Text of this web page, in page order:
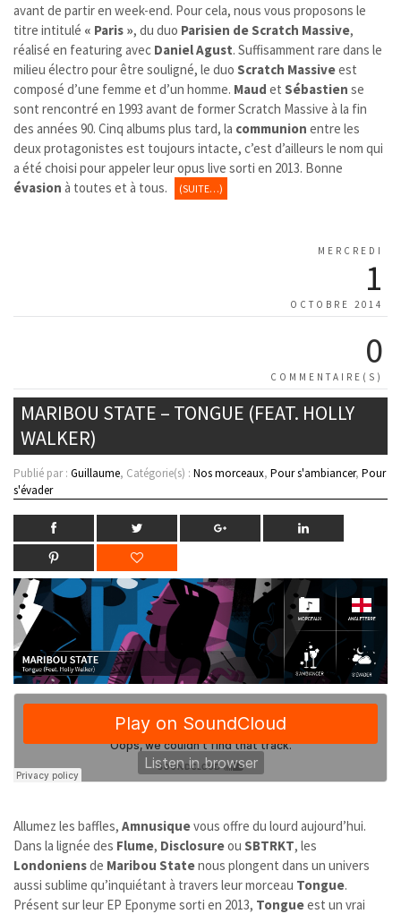
avant de partir en week-end. Pour cela, nous vous proposons le
titre intitulé « Paris », du duo Parisien de Scratch Massive,
réalisé en featuring avec Daniel Agust. Suffisamment rare dans le
milieu électro pour être souligné, le duo Scratch Massiveest
composé d’une femme et d’un homme. Maud et Sébastien se
sont rencontré en 1993 avant de former Scratch Massive à la fin
des années 90. Cinq albums plus tard, la communion entre les
deux protagonistes est toujours intacte, c’est d’ailleurs le nom qui
a été choisi pour appeler leur opus live sorti en 2013. Bonne
évasion à toutes et à tous. (SUITE…)
MERCREDI
1
OCTOBRE 2014
0
COMMENTAIRE(S)
MARIBOU STATE – TONGUE (FEAT. HOLLY
WALKER)
Publié par : Guillaume, Catégorie(s) : Nos morceaux, Pour s'ambiancer, Pour
s'évader
Allumez les baffles, Amnusiquevous offre du lourd aujourd’hui.
Dans la lignée des Flume, Disclosureou SBTRKT, les
Londoniensde Maribou Statenous plongent dans un univers
aussi sublime qu’inquiétant à travers leur morceau Tongue.
Présent sur leur EP Eponyme sorti en 2013, Tongueest un vrai